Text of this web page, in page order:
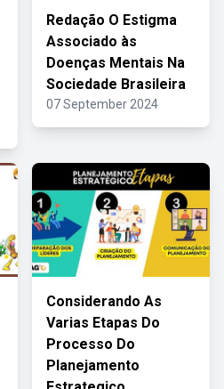
Redação O Estigma
Associado às
Doenças Mentais Na
Sociedade Brasileira
07 September 2024
Considerando As
Varias Etapas Do
Processo Do
Planejamento